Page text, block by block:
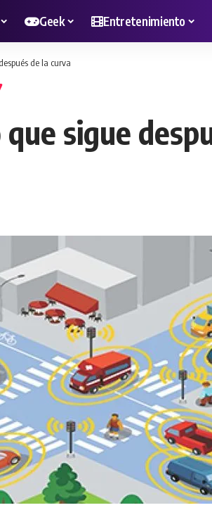
Geek Entretenimiento
de la curva
sigue